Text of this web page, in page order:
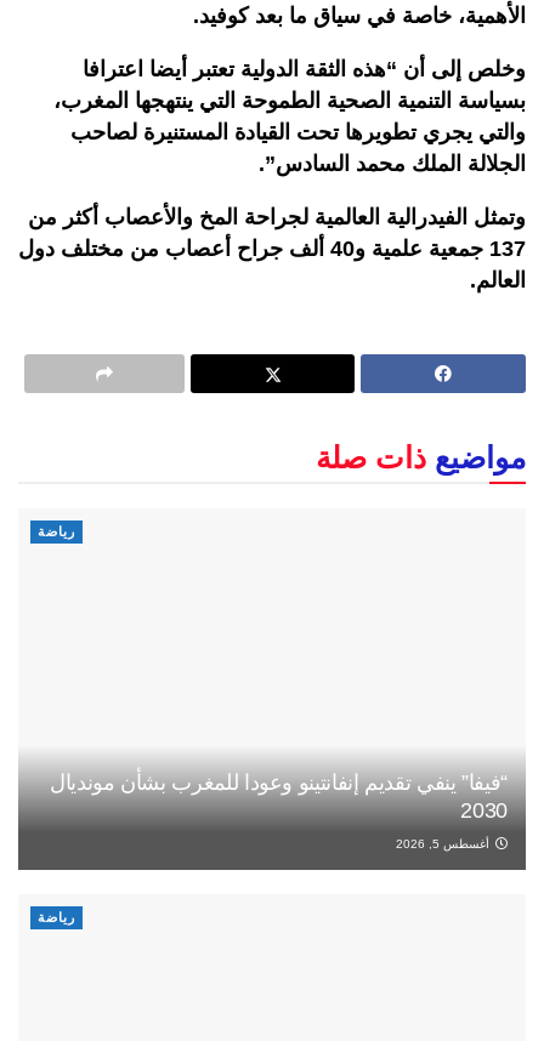
الأهمية، خاصة في سياق ما بعد كوفيد.
وخلص إلى أن “هذه الثقة الدولية تعتبر أيضا اعترافا
بسياسة التنمية الصحية الطموحة التي ينتهجها المغرب،
والتي يجري تطويرها تحت القيادة المستنيرة لصاحب
الجلالة الملك محمد السادس”.
وتمثل الفيدرالية العالمية لجراحة المخ والأعصاب أكثر من
137 جمعية علمية و40 ألف جراح أعصاب من مختلف دول
العالم.
مواضيع ذات صلة
رياضة
“فيفا” ينفي تقديم إنفانتينو وعودا للمغرب بشأن مونديال
2030
أغسطس 5, 2026
رياضة